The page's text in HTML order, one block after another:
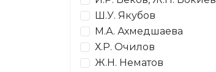
Ш.У. Якубов
М.А. Ахмедшаева
Х.Р. Очилов
Ж.Н. Нематов